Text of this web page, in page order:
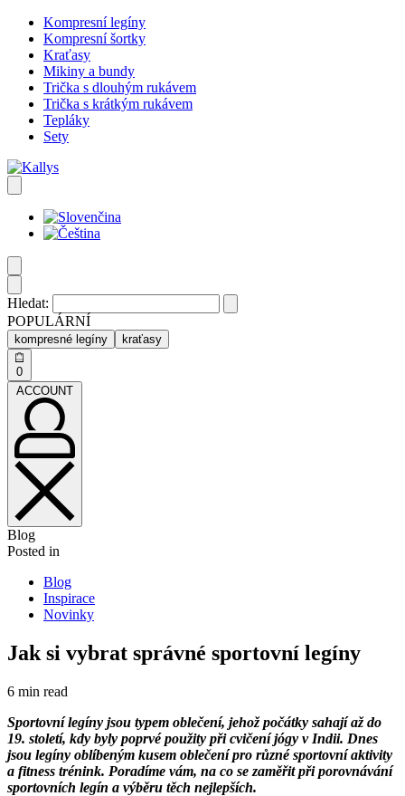
Kompresní legíny
Kompresní šortky
Kraťasy
Mikiny a bundy
Trička s dlouhým rukávem
Trička s krátkým rukávem
Tepláky
Sety
Hledat:
POPULÁRNÍ
kompresné legíny kraťasy
0
ACCOUNT
Blog
Posted in
Blog
Inspirace
Novinky
Jak si vybrat správné sportovní legíny
6 min read
Sportovní legíny jsou typem oblečení, jehož počátky sahají až do
19. století, kdy byly poprvé použity při cvičení jógy v Indii. Dnes
jsou legíny oblíbeným kusem oblečení pro různé sportovní aktivity
a fitness trénink. Poradíme vám, na co se zaměřit při porovnávání
sportovních legín a výběru těch nejlepších.